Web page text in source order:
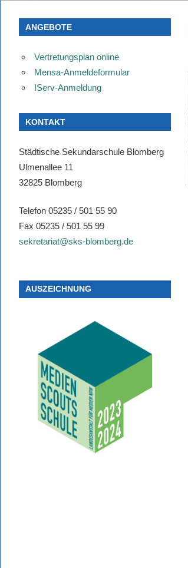
ANGEBOTE
Vertretungsplan online
Mensa-Anmeldeformular
IServ-Anmeldung
KONTAKT
Städtische Sekundarschule Blomberg
Ulmenallee 11
32825 Blomberg
Telefon 05235 / 501 55 90
Fax 05235 / 501 55 99
sekretariat@sks-blomberg.de
AUSZEICHNUNG